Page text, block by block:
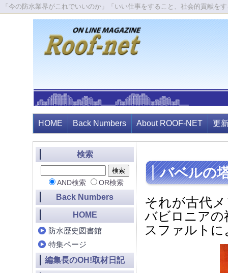
「今の防水業界がこれでいいのか」「いい仕事をすること、社会的貢献
HOME Back Numbers About ROOF-NET 更
バベルの
それが古代
バビロニアの
スファルト
検索
AND検索 OR検索
Back Numbers
HOME
防水歴史図書館
特集ページ
編集長のOH!取材日記